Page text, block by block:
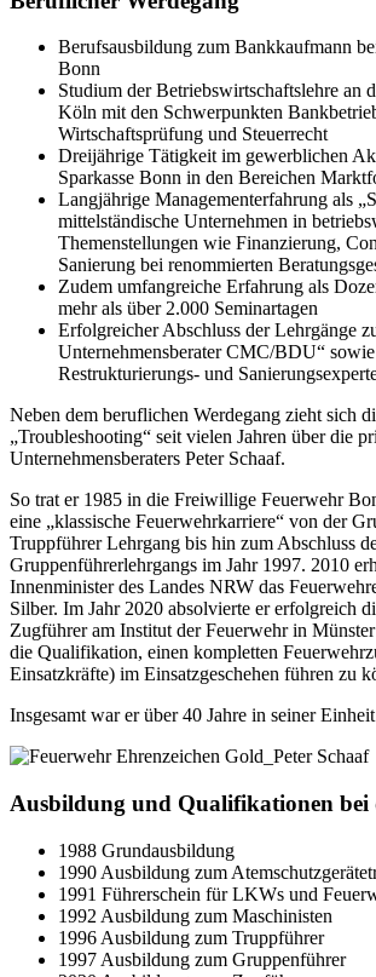
Berufsausbildung zum Bankkaufmann
Bonn
Studium der Betriebswirtschaftslehre an
Köln mit den Schwerpunkten
Wirtschaftsprüfung und Steuerrecht
Dreijährige Tätigkeit im gewerblichen
Sparkasse Bonn in den Bereichen
Langjährige Managementerfahrung als
mittelständische Unternehmen in
Themenstellungen wie Finanzierung,
Sanierung bei renommierten
Zudem umfangreiche Erfahrung als
mehr als über 2.000 Seminartagen
Erfolgreicher Abschluss der Lehrgänge
Unternehmensberater CMC/BDU“
Restrukturierungs- und
Neben dem beruflichen Werdegang zieht sich
„Troubleshooting“ seit vielen Jahren über die
Unternehmensberaters Peter Schaaf.
So trat er 1985 in die Freiwillige Feuerwehr
eine „klassische Feuerwehrkarriere“ von der
Truppführer Lehrgang bis hin zum Abschluss
Gruppenführerlehrgangs im Jahr 1997. 2010
Innenminister des Landes NRW das
Silber. Im Jahr 2020 absolvierte er erfolgreich
Zugführer am Institut der Feuerwehr in
die Qualifikation, einen kompletten
Einsatzkräfte) im Einsatzgeschehen führen zu
Insgesamt war er über 40 Jahre in seiner
Ausbildung und Qualifikationen bei
1988 Grundausbildung
1990 Ausbildung zum
1991 Führerschein für LKWs und
1992 Ausbildung zum Maschinisten
1996 Ausbildung zum Truppführer
1997 Ausbildung zum Gruppenführer